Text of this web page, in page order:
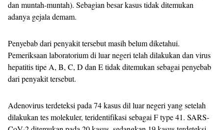
dan muntah-muntah). Sebagian besar kasus tidak ditemukan
adanya gejala demam.
Penyebab dari penyakit tersebut masih belum diketahui.
Pemeriksaan laboratorium di luar negeri telah dilakukan dan virus
hepatitis tipe A, B, C, D dan E tidak ditemukan sebagai penyebab
dari penyakit tersebut.
Adenovirus terdeteksi pada 74 kasus dil luar negeri yang setelah
dilakukan tes molekuler, teridentifikasi sebagai F type 41. SARS-